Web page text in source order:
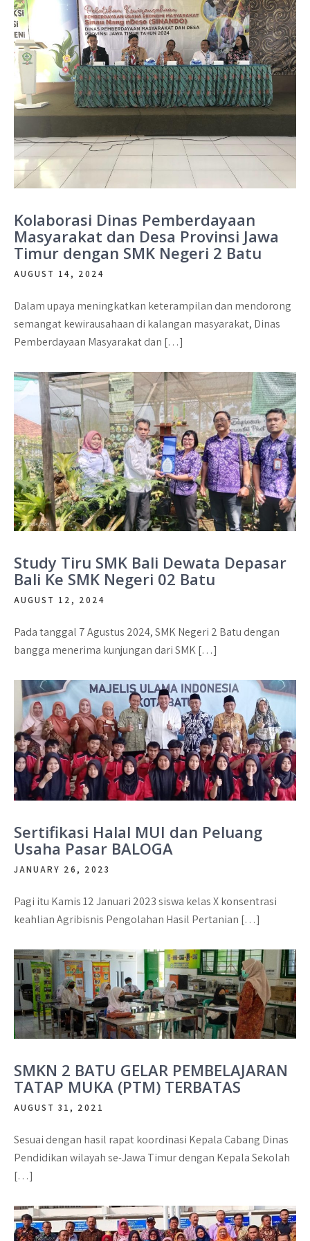
Kolaborasi Dinas Pemberdayaan
Masyarakat dan Desa Provinsi Jawa
Timur dengan SMK Negeri 2 Batu
AUGUST 14, 2024
Dalam upaya meningkatkan keterampilan dan mendorong
semangat kewirausahaan di kalangan masyarakat, Dinas
Pemberdayaan Masyarakat dan […]
Study Tiru SMK Bali Dewata Depasar
Bali Ke SMK Negeri 02 Batu
AUGUST 12, 2024
Pada tanggal 7 Agustus 2024, SMK Negeri 2 Batu dengan
bangga menerima kunjungan dari SMK […]
Sertifikasi Halal MUI dan Peluang
Usaha Pasar BALOGA
JANUARY 26, 2023
Pagi itu Kamis 12 Januari 2023 siswa kelas X konsentrasi
keahlian Agribisnis Pengolahan Hasil Pertanian […]
SMKN 2 BATU GELAR PEMBELAJARAN
TATAP MUKA (PTM) TERBATAS
AUGUST 31, 2021
Sesuai dengan hasil rapat koordinasi Kepala Cabang Dinas
Pendidikan wilayah se-Jawa Timur dengan Kepala Sekolah
[…]